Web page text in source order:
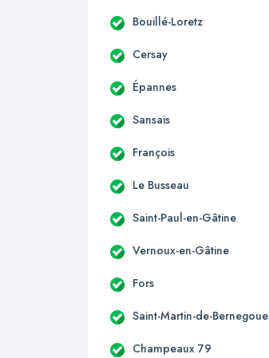
Bouillé-Loretz
Cersay
Épannes
Sansais
François
Le Busseau
Saint-Paul-en-Gâtine
Vernoux-en-Gâtine
Fors
Saint-Martin-de-Bernegoue
Champeaux 79